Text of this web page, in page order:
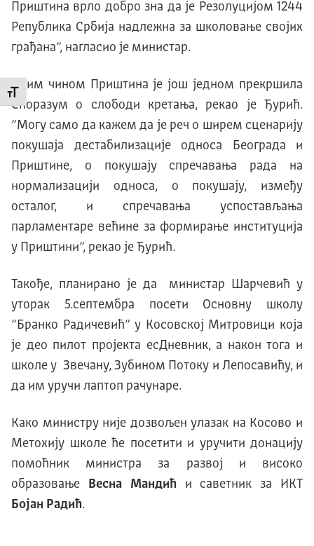
Промени величину слова
Приштина врло добро зна да је Резолуцијом 1244
Република Србија надлежна за школовање својих
грађана”, нагласио је министар.
Овим чином Приштина је још једном прекршила
Споразум о слободи кретања, рекао је Ђурић.
”Могу само да кажем да је реч о ширем сценарију
покушаја дестабилизације односа Београда и
Приштине, о покушају спречавања рада на
нормализацији односа, о покушају, између
осталог, и спречавања успостављања
парламентаре већине за формирање институција
у Приштини”, рекао је Ђурић.
Такође, планирано је да министар Шарчевић у
уторак 5.септембра посети Основну школу
”Бранко Радичевић” у Косовској Митровици која
је део пилот пројекта есДневник, а након тога и
школе у Звечану, Зубином Потоку и Лепосавићу, и
да им уручи лаптоп рачунаре.
Како министру није дозвољен улазак на Косово и
Метохију школе ће посетити и уручити донацију
помоћник министра за развој и високо
образовање
Весна Мандићи саветник за ИКТ
Бојан Радић.